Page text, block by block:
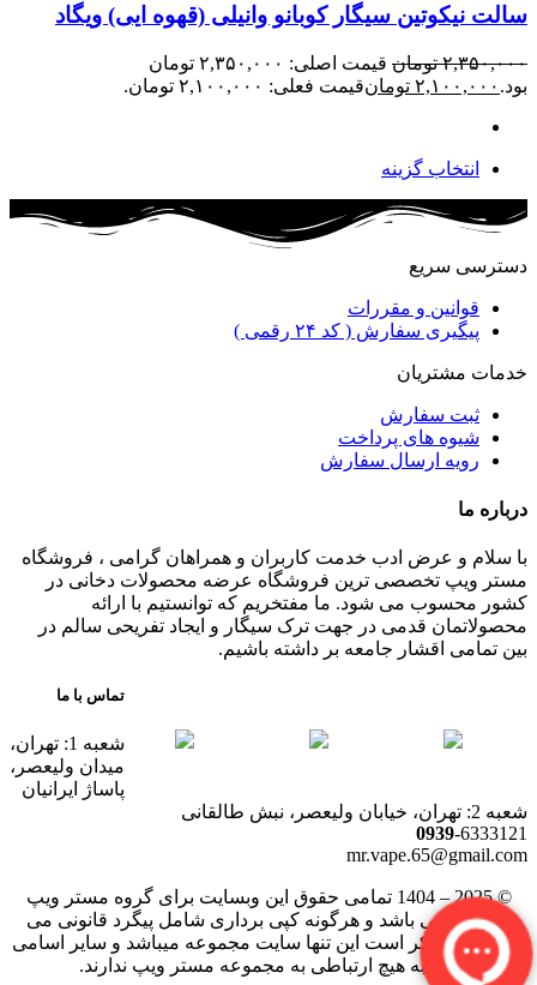
سالت نیکوتین سیگار کوبانو وانیلی (قهوه ایی) ویگاد
۲,۳۵۰,۰۰۰ تومان
قیمت اصلی: ۲,۳۵۰,۰۰۰ تومان
بود. ۲,۱۰۰,۰۰۰ تومانقیمت فعلی: ۲,۱۰۰,۰۰۰ تومان.
انتخاب گزینه
دسترسی سریع
قوانین و مقررات
پیگیری سفارش ( کد ۲۴ رقمی )
خدمات مشتریان
ثبت سفارش
شیوه های پرداخت
رویه ارسال سفارش
درباره ما
با سلام و عرض ادب خدمت کاربران و همراهان گرامی ، فروشگاه
مستر ویپ تخصصی ترین فروشگاه عرضه محصولات دخانی در
کشور محسوب می شود. ما مفتخریم که توانستیم با ارائه
محصولاتمان قدمی در جهت ترک سیگار و ایجاد تفریحی سالم در
بین تمامی اقشار جامعه بر داشته باشیم.
تماس با ما
شعبه 1: تهران،
میدان ولیعصر،
پاساژ ایرانیان
شعبه 2: تهران، خیابان ولیعصر، نبش طالقانی
0939-6333121
mr.vape.65@gmail.com
© 2025 – 1404 تمامی حقوق این وبسایت برای گروه مستر ویپ
محفوظ می باشد و هرگونه کپی برداری شامل پیگرد قانونی می
باشد. لازم بذکر است این تنها سایت مجموعه میباشد و سایر اسامی
مشابه هیچ ارتباطی به مجموعه مستر ویپ ندارند.